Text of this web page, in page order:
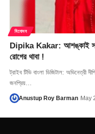
বিনোদন
Dipika Kakar: আশঙ্কাই
রোগের থাবা !
ট্রাইব টিভি বাংলা ডিজিটাল:
জনপ্রিয়…
Anustup Roy Barman May